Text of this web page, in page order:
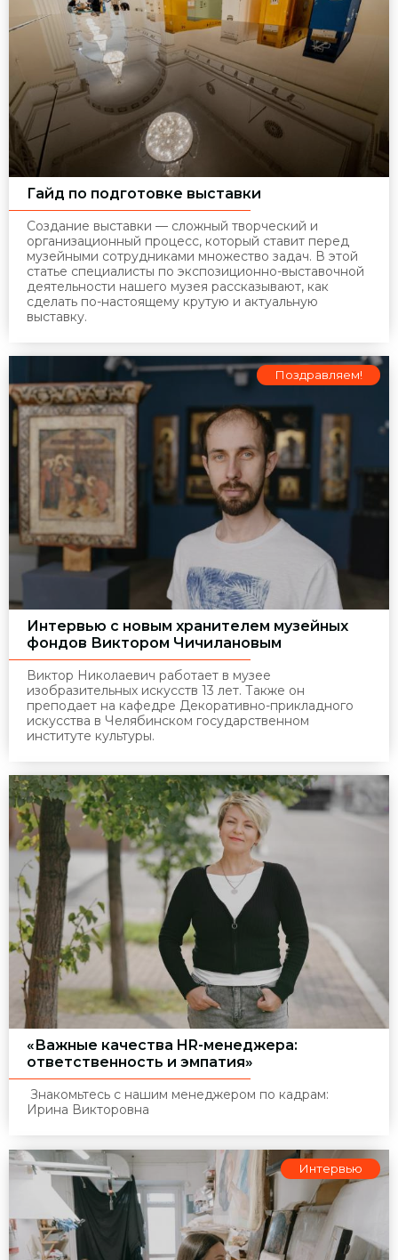
Гайд по подготовке выставки
Создание выставки — сложный творческий и
организационный процесс, который ставит перед
музейными сотрудниками множество задач. В этой
статье специалисты по экспозиционно-выставочной
деятельности нашего музея рассказывают, как
сделать по-настоящему крутую и актуальную
выставку.
Поздравляем!
Интервью с новым хранителем музейных
фондов Виктором Чичилановым
Виктор Николаевич работает в музее
изобразительных искусств 13 лет. Также он
преподает на кафедре Декоративно-прикладного
искусства в Челябинском государственном
институте культуры.
«Важные качества HR-менеджера:
ответственность и эмпатия»
Знакомьтесь с нашим менеджером по кадрам:
Ирина Викторовна
Интервью